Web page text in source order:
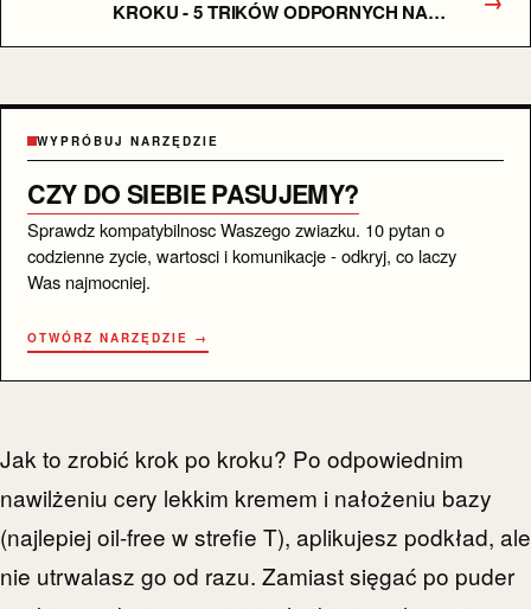
KROKU - 5 TRIKÓW ODPORNYCH NA
WYPRÓBUJ NARZĘDZIE
CZY DO SIEBIE PASUJEMY?
Sprawdz kompatybilnosc Waszego zwiazku. 10 pytan o
codzienne zycie, wartosci i komunikacje - odkryj, co laczy
Was najmocniej.
OTWÓRZ NARZĘDZIE →
Jak to zrobić krok po kroku? Po odpowiednim
nawilżeniu cery lekkim kremem i nałożeniu bazy
(najlepiej oil-free w strefie T), aplikujesz podkład, ale
nie utrwalasz go od razu. Zamiast sięgać po puder